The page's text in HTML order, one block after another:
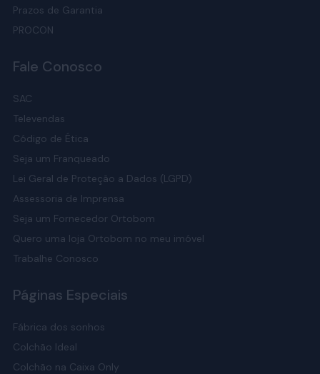
Prazos de Garantia
PROCON
Fale Conosco
SAC
Televendas
Código de Ética
Seja um Franqueado
Lei Geral de Proteção a Dados (LGPD)
Assessoria de Imprensa
Seja um Fornecedor Ortobom
Quero uma loja Ortobom no meu imóvel
Trabalhe Conosco
Páginas Especiais
Fábrica dos sonhos
Colchão Ideal
Colchão na Caixa Only